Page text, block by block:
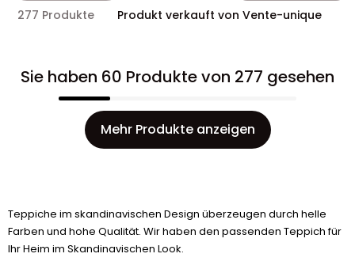
277 Produkte Produkt verkauft von Vente-unique
Sie haben 60 Produkte von 277 gesehen
Mehr Produkte anzeigen
Teppiche im skandinavischen Design überzeugen durch helle
Farben und hohe Qualität. Wir haben den passenden Teppich für
Ihr Heim im Skandinavischen Look.